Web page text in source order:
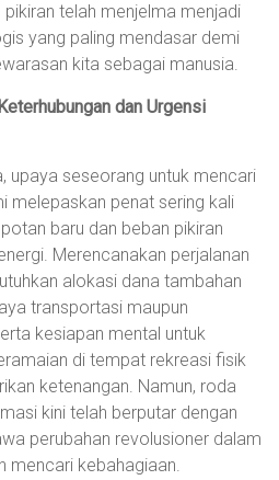
telah menjelma menjadi
yang paling mendasar demi
kita sebagai manusia.
dan Urgensi
upaya seseorang untuk mencari
melepaskan penat sering kali
baru dan beban pikiran
Merencanakan perjalanan
alokasi dana tambahan
transportasi maupun
kesiapan mental untuk
di tempat rekreasi fisik
ketenangan. Namun, roda
kini telah berputar dengan
perubahan revolusioner dalam
mencari kebahagiaan.